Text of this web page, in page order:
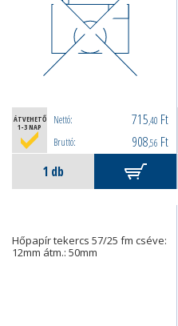
ÁTVEHETŐ
1-3 NAP
Nettó: 715,40 Ft
Bruttó: 908,56 Ft
Hőpapír tekercs 57/25 fm cséve:
12mm átm.: 50mm